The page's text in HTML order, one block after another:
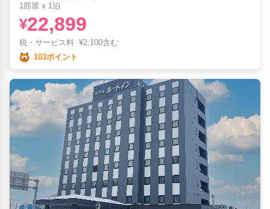
1部屋 x 1泊
¥22,899
税・サービス料 ¥2,100含む
103ポイント